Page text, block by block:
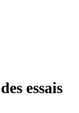
essais